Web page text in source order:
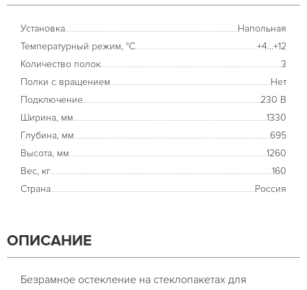
Установка
Напольная
Температурный режим, °С
+4...+12
Количество полок
3
Полки с вращением
Нет
Подключение
230 В
Ширина, мм
1330
Глубина, мм
695
Высота, мм
1260
Вес, кг
160
Страна
Россия
ОПИСАНИЕ
Безрамное остекление на стеклопакетах для